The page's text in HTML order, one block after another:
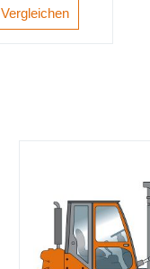
Vergleichen